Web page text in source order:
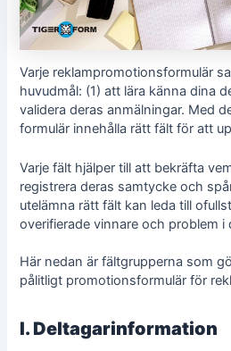
Varje reklampromotionsformulär
huvudmål: (1) att lära känna dina
validera deras anmälningar. Med
formulär innehålla rätt fält för att
Varje fält hjälper till att bekräfta
registrera deras samtycke och
utelämna rätt fält kan leda till
overifierade vinnare och problem i
Här nedan är fältgrupperna som
pålitligt promotionsformulär för
I. Deltagarinformation